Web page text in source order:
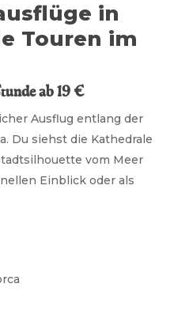
in
Touren im
ab 19 €
Ausflug entlang der
Du siehst die Kathedrale
vom Meer
Einblick oder als